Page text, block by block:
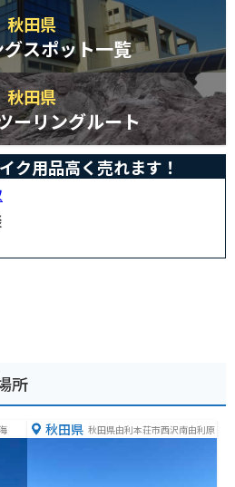
秋田県
スポット一覧
秋田県
ーリングルート
ク用品高く売れます！
所
秋田県 秋田県由利本荘市西沢南由利原